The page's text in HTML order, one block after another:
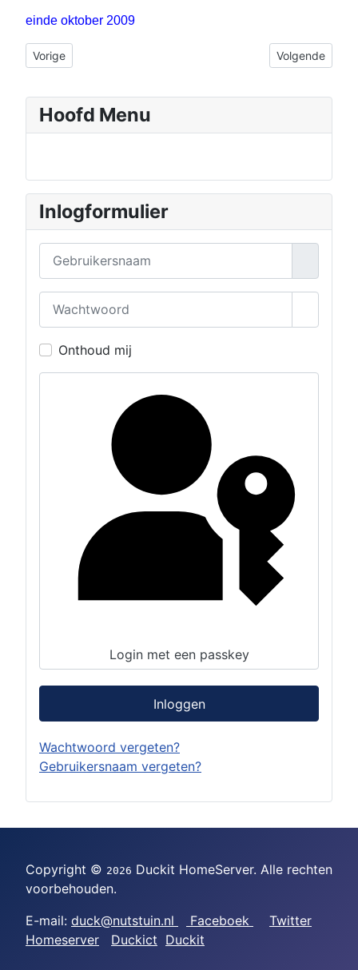
Hoofd Menu
Inlogformulier
Onthoud mij
Login met een passkey
Inloggen
Wachtwoord vergeten?
Gebruikersnaam vergeten?
einde oktober 2009
Vorig artikel: november 2009 Hans
Vorige Volgende
Volgende
Copyright © 2026 Duckit HomeServer. Alle rechten
voorbehouden.
E-mail: duck@nutstuin.nl Faceboek
Twitter
Homeserver
Duckict Duckit